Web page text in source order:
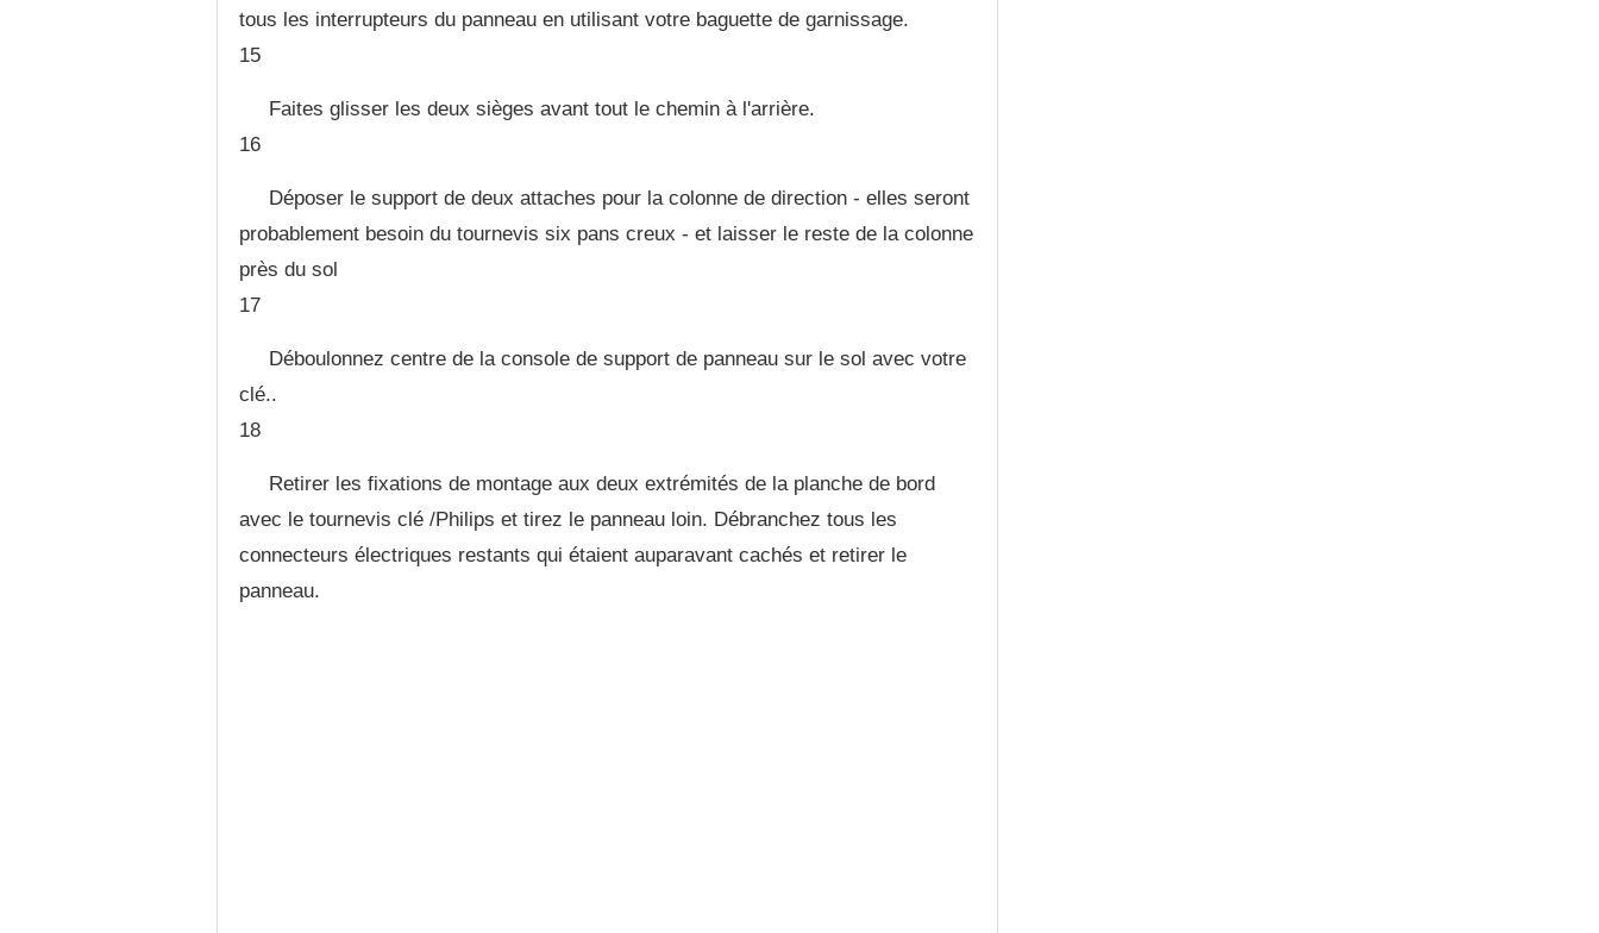
tous les interrupteurs du panneau en utilisant votre baguette de garnissage.
15
Faites glisser les deux sièges avant tout le chemin à l'arrière.
16
Déposer le support de deux attaches pour la colonne de direction - elles seront
probablement besoin du tournevis six pans creux - et laisser le reste de la colonne
près du sol
17
Déboulonnez centre de la console de support de panneau sur le sol avec votre
clé..
18
Retirer les fixations de montage aux deux extrémités de la planche de bord
avec le tournevis clé /Philips et tirez le panneau loin. Débranchez tous les
connecteurs électriques restants qui étaient auparavant cachés et retirer le
panneau.